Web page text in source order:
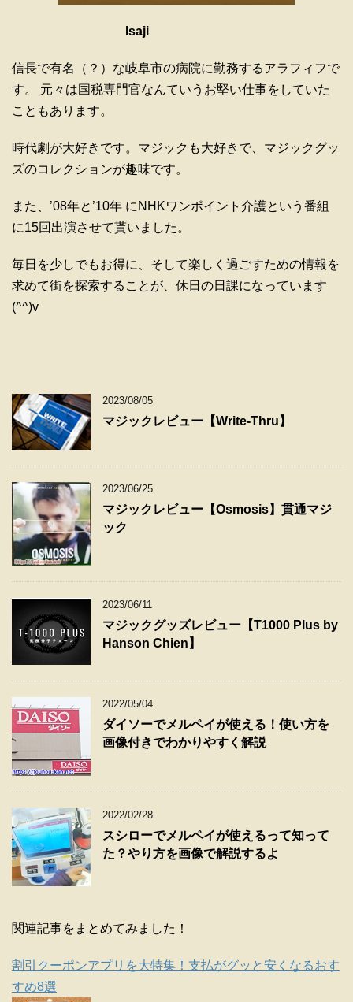
Isaji
信長で有名（？）な岐阜市の病院に勤務するアラフィフで
す。 元々は国税専門官なんていうお堅い仕事をしていた
こともあります。
時代劇が大好きです。マジックも大好きで、マジックグッ
ズのコレクションが趣味です。
また、’08年と’10年 にNHKワンポイント介護という番組
に15回出演させて貰いました。
毎日を少しでもお得に、そして楽しく過ごすための情報を
求めて街を探索することが、休日の日課になっています
(^^)v
2023/08/05
マジックレビュー【Write-Thru】
2023/06/25
マジックレビュー【Osmosis】貫通マジ
ック
2023/06/11
マジックグッズレビュー【T1000 Plus by
Hanson Chien】
2022/05/04
ダイソーでメルペイが使える！使い方を
画像付きでわかりやすく解説
2022/02/28
スシローでメルペイが使えるって知って
た？やり方を画像で解説するよ
関連記事をまとめてみました！
割引クーポンアプリを大特集！支払がグッと安くなるおす
すめ8選